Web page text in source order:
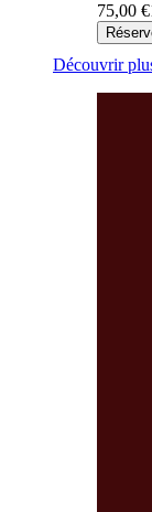
75,00 €
Découvrir